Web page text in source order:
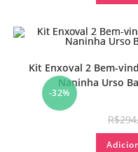
-32%
Kit Enxoval 2 Bem-
Naninha Urso
R$